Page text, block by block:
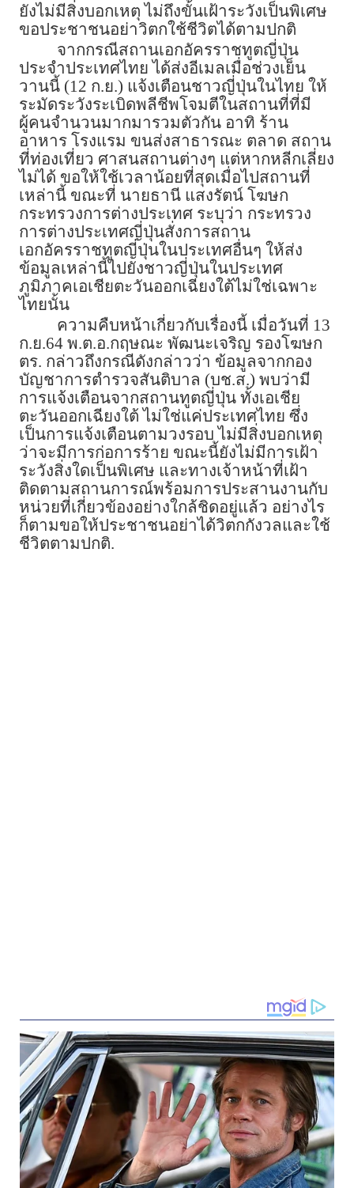
ยังไม่มีสิ่งบอกเหตุ ไม่ถึงขั้นเฝ้าระวังเป็นพิเศษ
ขอประชาชนอย่าวิตกใช้ชีวิตได้ตามปกติ
จากกรณีสถานเอกอัครราชทูตญี่ปุ่น
ประจำประเทศไทย ได้ส่งอีเมลเมื่อช่วงเย็น
วานนี้ (12 ก.ย.) แจ้งเตือนชาวญี่ปุ่นในไทย ให้
ระมัดระวังระเบิดพลีชีพโจมตีในสถานที่ที่มี
ผู้คนจำนวนมากมารวมตัวกัน อาทิ ร้าน
อาหาร โรงแรม ขนส่งสาธารณะ ตลาด สถาน
ที่ท่องเที่ยว ศาสนสถานต่างๆ แต่หากหลีกเลี่ยง
ไม่ได้ ขอให้ใช้เวลาน้อยที่สุดเมื่อไปสถานที่
เหล่านี้ ขณะที่ นายธานี แสงรัตน์ โฆษก
กระทรวงการต่างประเทศ ระบุว่า กระทรวง
การต่างประเทศญี่ปุ่นสั่งการสถาน
เอกอัครราชทูตญี่ปุ่นในประเทศอื่นๆ ให้ส่ง
ข้อมูลเหล่านี้ไปยังชาวญี่ปุ่นในประเทศ
ภูมิภาคเอเชียตะวันออกเฉียงใต้ไม่ใช่เฉพาะ
ไทยนั้น
ความคืบหน้าเกี่ยวกับเรื่องนี้ เมื่อวันที่ 13
ก.ย.64 พ.ต.อ.กฤษณะ พัฒนะเจริญ รองโฆษก
ตร. กล่าวถึงกรณีดังกล่าวว่า ข้อมูลจากกอง
บัญชาการตำรวจสันติบาล (บช.ส.) พบว่ามี
การแจ้งเตือนจากสถานทูตญี่ปุ่น ทั้งเอเชีย
ตะวันออกเฉียงใต้ ไม่ใช่แค่ประเทศไทย ซึ่ง
เป็นการแจ้งเตือนตามวงรอบ ไม่มีสิ่งบอกเหตุ
ว่าจะมีการก่อการร้าย ขณะนี้ยังไม่มีการเฝ้า
ระวังสิ่งใดเป็นพิเศษ และทางเจ้าหน้าที่เฝ้า
ติดตามสถานการณ์พร้อมการประสานงานกับ
หน่วยที่เกี่ยวข้องอย่างใกล้ชิดอยู่แล้ว อย่างไร
ก็ตามขอให้ประชาชนอย่าได้วิตกกังวลและใช้
ชีวิตตามปกติ.